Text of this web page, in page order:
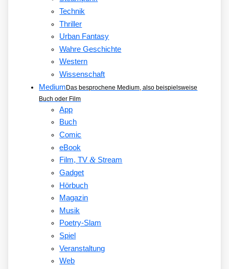
Technik
Thriller
Urban Fantasy
Wahre Geschichte
Western
Wissenschaft
MediumDas besprochene Medium, also beispielsweise
Buch oder Film
App
Buch
Comic
eBook
Film, TV&Stream
Gadget
Hörbuch
Magazin
Musik
Poetry-Slam
Spiel
Veranstaltung
Web